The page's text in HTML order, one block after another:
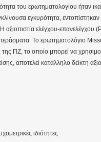
του ερωτηματολογίου ήταν
εγκυρότητα, εντοπίστηκαν
ελέγχου-επανελέγχου
Το ερωτηματολόγιο
της ΠΖ, το οποίο μπορεί να
αποτελεί κατάλληλο δείκτη
ιδιότητες